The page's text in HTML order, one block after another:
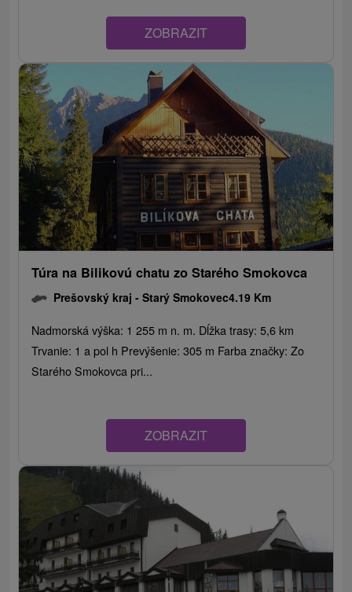
ZOBRAZIT
Túra na Bilikovú chatu zo Starého Smokovca
Prešovský kraj -Starý Smokovec4.19 Km
Nadmorská výška: 1 255 m n. m. Dĺžka trasy: 5,6 km
Trvanie: 1 a pol h Prevýšenie: 305 m Farba značky: Zo
Starého Smokovca pri...
ZOBRAZIT